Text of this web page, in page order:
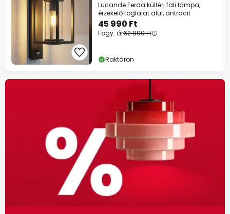
Lucande Ferda kültéri fali lámpa,
érzékelő foglalat alul, antracit
45 990 Ft
Fogy. ár62 990 Ft
Raktáron